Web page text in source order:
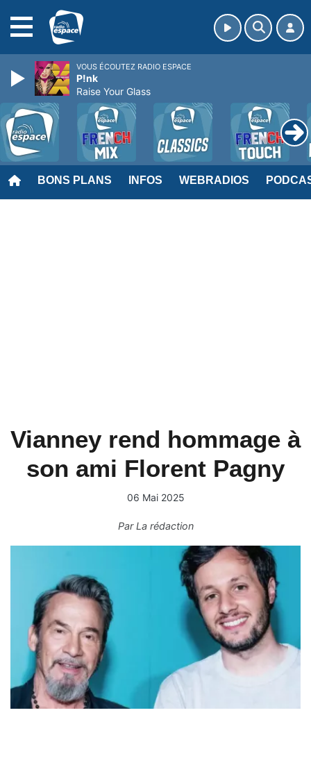
BONS PLANS INFOS WEBRADIOS
Vianney rend hommage à
son ami Florent Pagny
06 Mai 2025
ParLa rédaction
VOUS ÉCOUTEZ RADIO ESPACE
P!nk
Raise Your Glass